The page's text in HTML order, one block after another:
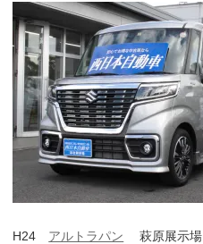
H24 アルトラパン 萩原展示場